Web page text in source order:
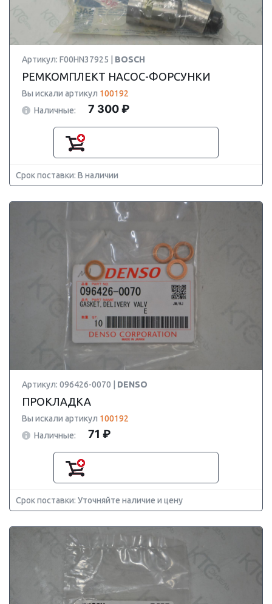
Артикул: F00HN37925 | BOSCH
РЕМКОМПЛЕКТ НАСОС-ФОРСУНКИ
Вы искали артикул 100192
Наличные:
7 300 ₽
Срок поставки: В наличии
Артикул: 096426-0070 | DENSO
ПРОКЛАДКА
Вы искали артикул 100192
Наличные:
71 ₽
Срок поставки: Уточняйте наличие и цену